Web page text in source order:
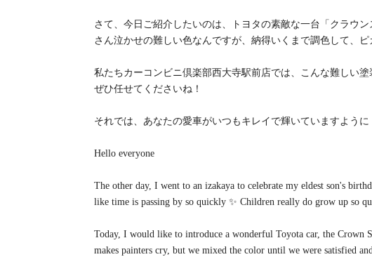
さて、今日ご紹介したいのは、トヨタの素敵な一台「クラウ
さん泣かせの難しい色なんですが、納得いくまで調色して、
私たちカーコンビニ倶楽部西大寺駅前店では、こんな難しい
ぜひ任せてくださいね！
それでは、あなたの愛車がいつもキレイで輝いていますように
Hello everyone
The other day, I went to an izakaya to celebrate my eldest son's
like time is passing by so quickly ✨ Children really do grow up so
Today, I would like to introduce a wonderful Toyota car, the
makes painters cry, but we mixed the color until we were satisfied